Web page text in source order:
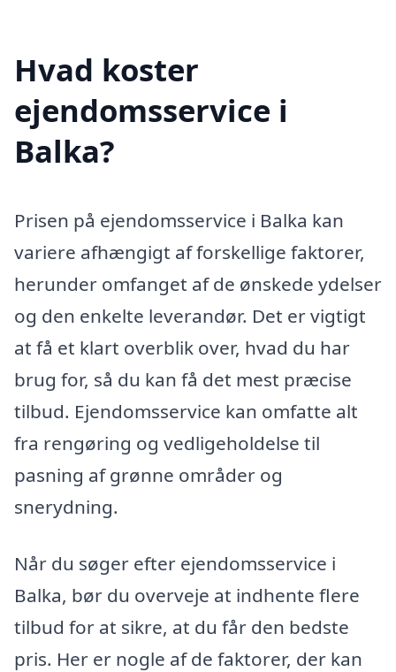
Hvad koster
ejendomsservice i
Balka?
Prisen på ejendomsservice i Balka kan
variere afhængigt af forskellige faktorer,
herunder omfanget af de ønskede ydelser
og den enkelte leverandør. Det er vigtigt
at få et klart overblik over, hvad du har
brug for, så du kan få det mest præcise
tilbud. Ejendomsservice kan omfatte alt
fra rengøring og vedligeholdelse til
pasning af grønne områder og
snerydning.
Når du søger efter ejendomsservice i
Balka, bør du overveje at indhente flere
tilbud for at sikre, at du får den bedste
pris. Her er nogle af de faktorer, der kan